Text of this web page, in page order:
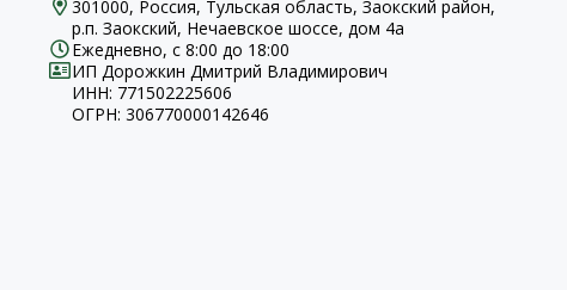
301000, Россия, Тульская область, Заокский район,
р.п. Заокский, Нечаевское шоссе, дом 4а
Ежедневно, с 8:00 до 18:00
ИП Дорожкин Дмитрий Владимирович
ИНН: 771502225606
ОГРН: 306770000142646